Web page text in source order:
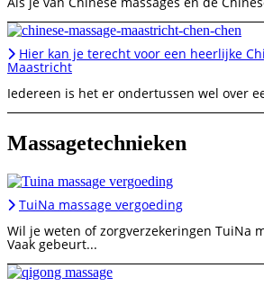
Hier kan je terecht voor een heerlijke
Maastricht
Iedereen is het er ondertussen wel over
Massagetechnieken
TuiNa massage vergoeding
Wil je weten of zorgverzekeringen TuiNa
Vaak gebeurt...